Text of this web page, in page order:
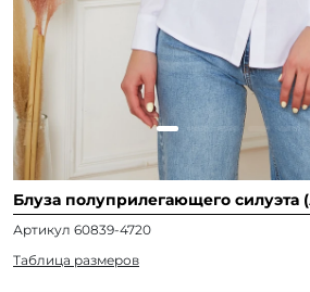
Блуза полуприлегающего силуэта
Артикул 60839-4720
Таблица размеров